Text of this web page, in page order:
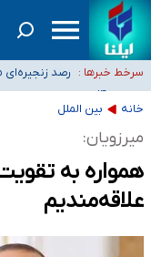
سرخط خبرها :
شیب آسیب‌های اجتماعی در
رصد
پاسپورت
آسیب‌های جنگ، صدور
درخواست جلسه نمایندگان
خانه بین الملل
میرزویان:
همواره به
علاقه‌مندیم